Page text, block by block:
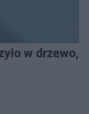
w drzewo,